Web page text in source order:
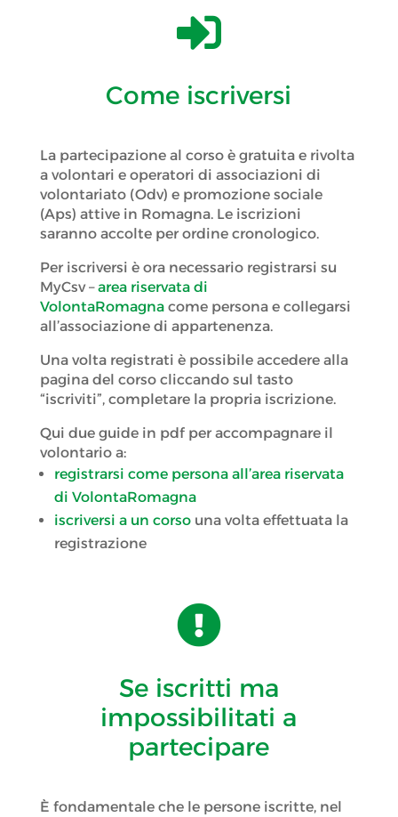

Come iscriversi
La partecipazione al corso è gratuita e rivolta
a volontari e operatori di associazioni di
volontariato (Odv) e promozione sociale
(Aps) attive in Romagna. Le iscrizioni
saranno accolte per ordine cronologico.
Per iscriversi è ora necessario registrarsi su
MyCsv –area riservata di
VolontaRomagnacome persona e collegarsi
all’associazione di appartenenza.
Una volta registrati è possibile accedere alla
pagina del corso cliccando sul tasto
“iscriviti”, completare la propria iscrizione.
Qui due guide in pdf per accompagnare il
volontario a:
registrarsi come persona all’area riservata
di VolontaRomagna
iscriversi a un corsouna volta effettuata la
registrazione

Se iscritti ma
impossibilitati a
partecipare
È fondamentale che le persone iscritte, nel